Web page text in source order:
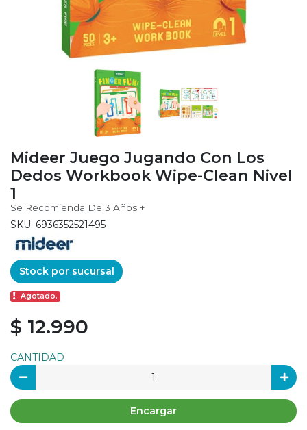
Mideer Juego Jugando Con Los
Dedos Workbook Wipe-Clean Nivel
1
Se Recomienda De 3 Años +
SKU: 6936352521495
Stock por sucursal
Agotado.
$ 12.990
CANTIDAD
Encargar